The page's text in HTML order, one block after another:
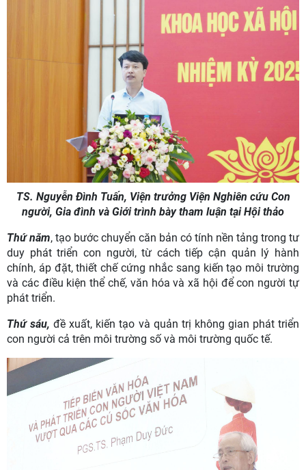
TS. Nguyễn Đình Tuấn, Viện trưởng Viện Nghiên cứu Con
người, Gia đình và Giới trình bày tham luận tại Hội thảo
Thứ năm, tạo bước chuyển căn bản có tính nền tảng trong tư
duy phát triển con người, từ cách tiếp cận quản lý hành
chính, áp đặt, thiết chế cứng nhắc sang kiến tạo môi trường
và các điều kiện thể chế, văn hóa và xã hội để con người tự
phát triển.
Thứ sáu, đề xuất, kiến tạo và quản trị không gian phát triển
con người cả trên môi trường số và môi trường quốc tế.